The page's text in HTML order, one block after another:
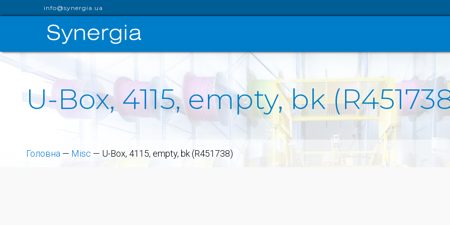
info@synergia.ua
U-Box, 4115, empty, bk
Головна — Misc — U-Box, 4115, empty, bk (R451738)